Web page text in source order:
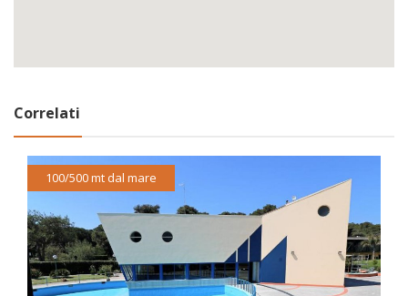
Correlati
100/500 mt dal mare